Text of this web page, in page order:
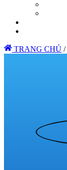
TRANG CHỦ /